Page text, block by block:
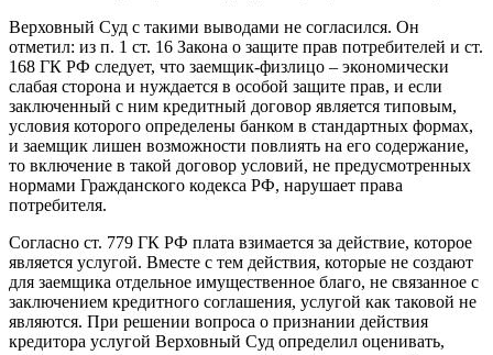
Верховный Суд с такими выводами не согласился. Он
отметил: из п. 1 ст. 16 Закона о защите прав потребителей и ст.
168 ГК РФ следует, что заемщик-физлицо – экономически
слабая сторона и нуждается в особой защите прав, и если
заключенный с ним кредитный договор является типовым,
условия которого определены банком в стандартных формах,
и заемщик лишен возможности повлиять на его содержание,
то включение в такой договор условий, не предусмотренных
нормами Гражданского кодекса РФ, нарушает права
потребителя.
Согласно ст. 779 ГК РФ плата взимается за действие, которое
является услугой. Вместе с тем действия, которые не создают
для заемщика отдельное имущественное благо, не связанное с
заключением кредитного соглашения, услугой как таковой не
являются. При решении вопроса о признании действия
кредитора услугой Верховный Суд определил оценивать,